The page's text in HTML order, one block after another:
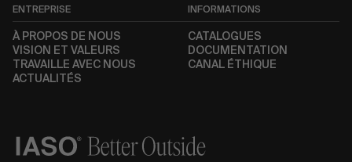
ENTREPRISE
À PROPOS DE NOUS
VISION ET VALEURS
TRAVAILLE AVEC NOUS
ACTUALITÉS
INFORMATIONS
CATALOGUES
DOCUMENTATION
CANAL ÉTHIQUE